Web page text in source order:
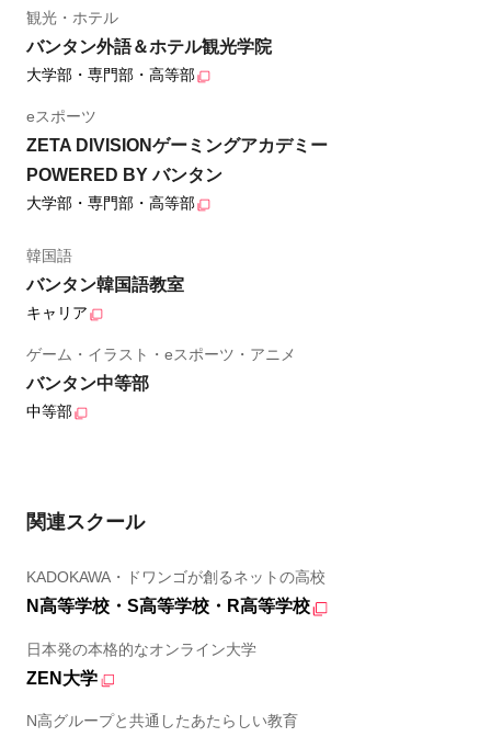
観光・ホテル
バンタン外語＆ホテル観光学院
大学部・専門部・高等部
eスポーツ
ZETA DIVISIONゲーミングアカデミー
POWERED BY バンタン
大学部・専門部・高等部
韓国語
バンタン韓国語教室
キャリア
ゲーム・イラスト・eスポーツ・アニメ
バンタン中等部
中等部
関連スクール
KADOKAWA・ドワンゴが創るネットの高校
N高等学校・S高等学校・R高等学校
日本発の本格的なオンライン大学
ZEN大学
N高グループと共通したあたらしい教育